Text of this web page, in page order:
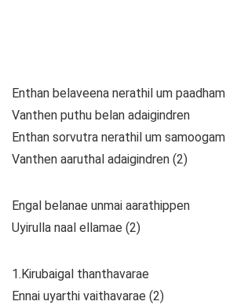
Enthan belaveena nerathil um paadham
Vanthen puthu belan adaigindren
Enthan sorvutra nerathil um samoogam
Vanthen aaruthal adaigindren (2)
Engal belanae unmai aarathippen
Uyirulla naal ellamae (2)
1.Kirubaigal thanthavarae
Ennai uyarthi vaithavarae (2)